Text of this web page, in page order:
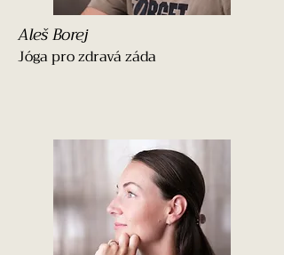
Aleš Borej
Jóga pro zdravá záda